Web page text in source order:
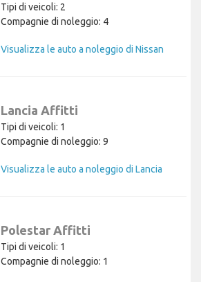
Tipi di veicoli: 2
Compagnie di noleggio: 4
Visualizza le auto a noleggio di Nissan
Lancia Affitti
Tipi di veicoli: 1
Compagnie di noleggio: 9
Visualizza le auto a noleggio di Lancia
Polestar Affitti
Tipi di veicoli: 1
Compagnie di noleggio: 1